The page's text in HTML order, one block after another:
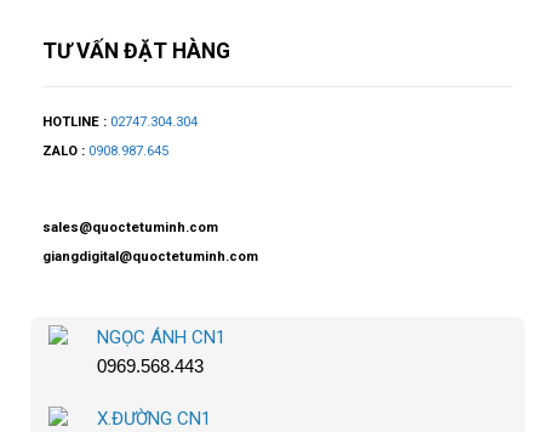
TƯ VẤN ĐẶT HÀNG
HOTLINE : 02747.304.304
ZALO : 0908.987.645
sales@quoctetuminh.com
giangdigital@quoctetuminh.com
NGỌC ÁNH CN1
0969.568.443
X.ĐƯỜNG CN1